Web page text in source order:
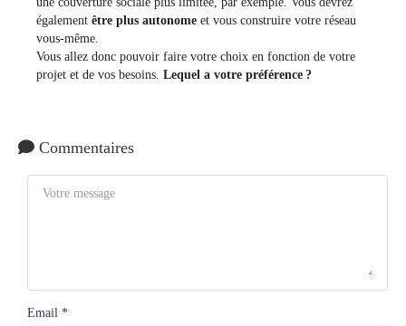
également être plus autonome et vous construire votre réseau
vous-même.
Vous allez donc pouvoir faire votre choix en fonction de votre
projet et de vos besoins. Lequel a votre préférence ?
Commentaires
Email *